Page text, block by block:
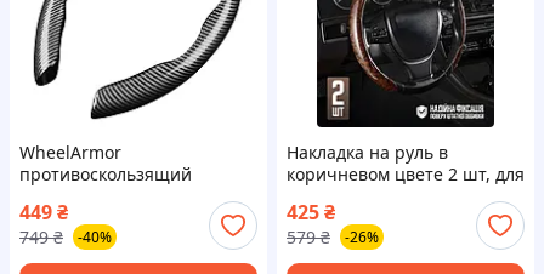
WheelArmor
противоскользящий
накладка на руль, черный,
2 штуки
449₴
749 ₴ -40%
Накладка на руль в
коричневом цвете 2 шт, для
обивки руля от затираний и
повреждений
425₴
579 ₴ -26%